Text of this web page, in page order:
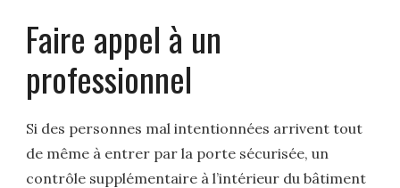
Faire appel à un
professionnel
Si des personnes mal intentionnées arrivent tout
de même à entrer par la porte sécurisée, un
contrôle supplémentaire à l’intérieur du bâtiment